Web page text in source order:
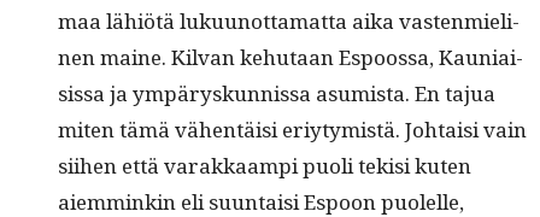
maa lähiötä luku­unot­ta­mat­ta aika vas­ten­mieli­
nen maine. Kil­van kehutaan Espoos­sa, Kau­ni­ai­
sis­sa ja ympäryskun­nis­sa asum­ista. En tajua
miten tämä vähen­täisi eriy­tymistä. Johtaisi vain
siihen että varakkaampi puoli tek­isi kuten
aiem­minkin eli suun­taisi Espoon puolelle,